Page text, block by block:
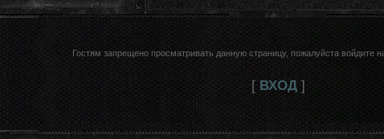
Гостям запрещено просматривать данную страницу, пожалуйста войдите
[ ВХОД]